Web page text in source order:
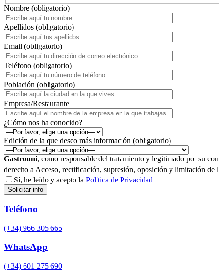
Nombre (obligatorio)
Apellidos (obligatorio)
Email (obligatorio)
Teléfono (obligatorio)
Población (obligatorio)
Empresa/Restaurante
¿Cómo nos ha conocido?
Edición de la que deseo más información (obligatorio)
Gastrouni, como responsable del tratamiento y legitimado por su
derecho a Acceso, rectificación, supresión, oposición y limitación de
Sí, he leído y acepto la Política de Privacidad
Teléfono
(+34) 966 305 665
WhatsApp
(+34) 601 275 690